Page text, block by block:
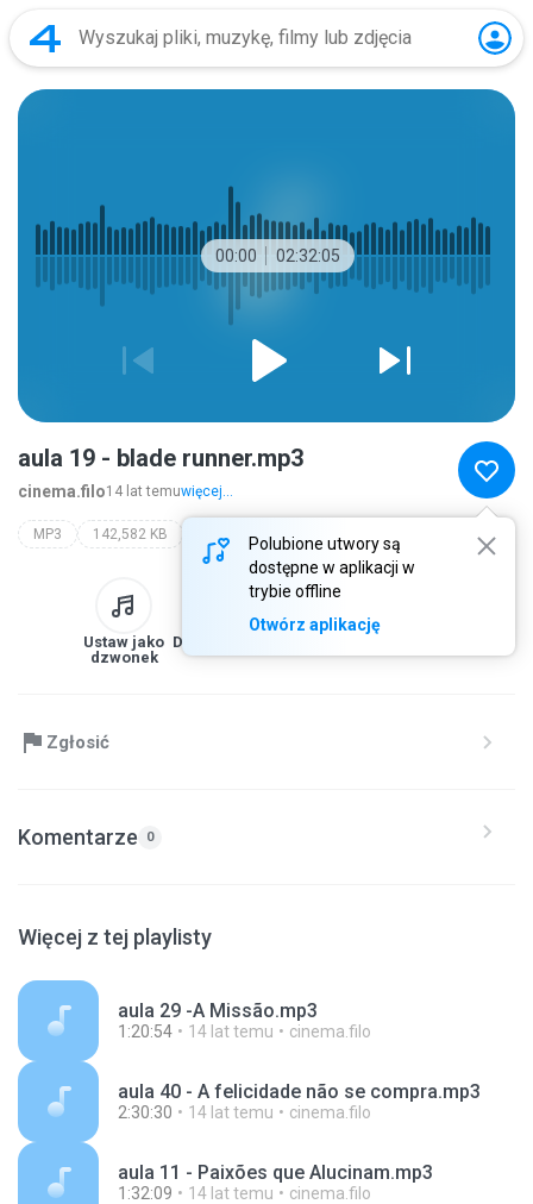
00:00 02:32:05
Polubione utwory są
dostępne w aplikacji w
trybie offline
Otwórz aplikację
aula 19 - blade runner.mp3
cinema.filo14 lat temuwięcej...
MP3 142,582 KB
Ustaw jako
dzwonek
Do biblioteki
Zgłosić
Komentarze 0
Więcej z tej playlisty
aula 29 -A Missão.mp3
1:20:54 14 lat temu cinema.filo
aula 40 - A felicidade não se compra.mp3
2:30:30 14 lat temu cinema.filo
aula 11 - Paixões que Alucinam.mp3
1:32:09 14 lat temu cinema.filo